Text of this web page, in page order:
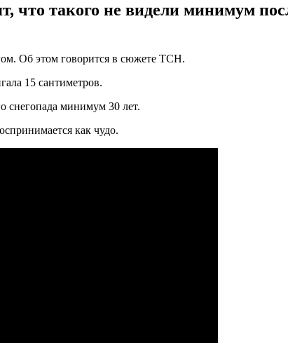
что такого не видели минимум
Об этом говорится в сюжете ТСН.
15 сантиметров.
снегопада минимум 30 лет.
как чудо.